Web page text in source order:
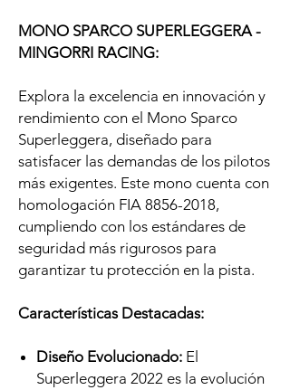
MONO SPARCO SUPERLEGGERA -
MINGORRI RACING:
Explora la excelencia en innovación y
rendimiento con el Mono Sparco
Superleggera, diseñado para
satisfacer las demandas de los pilotos
más exigentes. Este mono cuenta con
homologación FIA 8856-2018,
cumpliendo con los estándares de
seguridad más rigurosos para
garantizar tu protección en la pista.
Características Destacadas:
Diseño Evolucionado: El
Superleggera 2022 es la evolución